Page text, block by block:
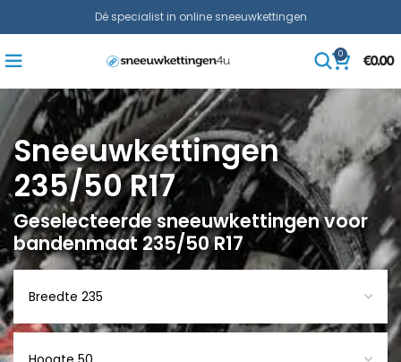
Dé specialist in online sneeuwkettingen
0
€0.00
Sneeuwkettingen
235/50 R17
Geselecteerde sneeuwkettingen voor
bandenmaat 235/50 R17